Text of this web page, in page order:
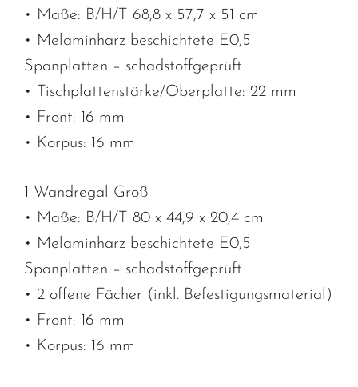
• Maße: B/H/T 68,8 x 57,7 x 51 cm
• Melaminharz beschichtete E0,5
Spanplatten – schadstoffgeprüft
• Tischplattenstärke/Oberplatte: 22 mm
• Front: 16 mm
• Korpus: 16 mm
1 Wandregal Groß
• Maße: B/H/T 80 x 44,9 x 20,4 cm
• Melaminharz beschichtete E0,5
Spanplatten – schadstoffgeprüft
• 2 offene Fächer (inkl. Befestigungsmaterial)
• Front: 16 mm
• Korpus: 16 mm